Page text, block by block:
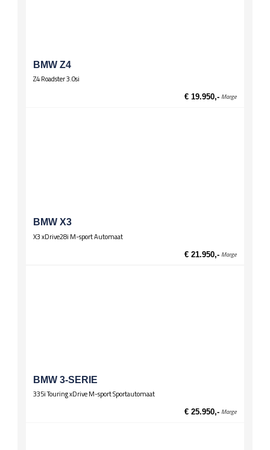
El. verstelbare spiegels
El. verstelbare spiegels, verwarmd
BMW Z4
Z4 Roadster 3.0si
€ 19.950,- Marge
BMW X3
X3 xDrive28i M-sport Automaat
€ 21.950,- Marge
BMW 3-SERIE
335i Touring xDrive M-sport Sportautomaat
€ 25.950,- Marge